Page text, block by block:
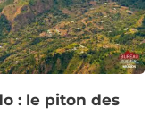
: le piton des